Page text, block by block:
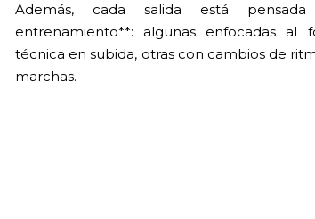
Además, cada salida está
entrenamiento**: algunas enfocadas al
técnica en subida, otras con cambios de
marchas.